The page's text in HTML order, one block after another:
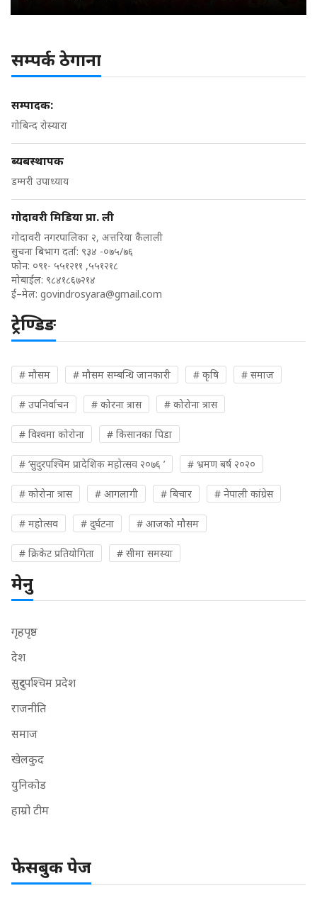
सम्पर्क ठेगाना
सम्पादक:
गोबिन्द रोस्यारा
ब्यबस्थापक
डम्मरी उपाध्याय
गोदावरी मिडिया प्रा. ली
गोदावरी नगरपालिका २, अत्तरिया कैलाली
सुचना बिभाग दर्ता: ९३४ -०७५/७६
फोन: ०९१- ५५१२११ ,५५१२१८
मोबाईल: ९८४१८६७२१४
ई–मेल: govindrosyara@gmail.com
ट्रेण्डिङ
# मौसम # मौसम सम्बन्धि जानकारी # कृषि # समाज
# उपनिर्वाचन # कोरना त्रास # कोरोना त्रास
# विश्वमा कोरोना # किसानका पिडा
# ‘सुदुरपश्चिम प्रादेशिक महोत्सव २०७६ ’ # भ्रमण बर्ष २०२०
# कोरोना त्रास # आगलागी # बिचार # नेपाली कांग्रेस
# महोत्सव # दुर्घटना # आजको मौसम
# क्रिकेट प्रतियोगिता # सीमा समस्या
मेनु
गृहपृष्ठ
देश
सुदुरपश्चिम प्रदेश
राजनीति
समाज
खेलकुद
युनिकोड
हाम्रो टीम
फेसबुक पेज